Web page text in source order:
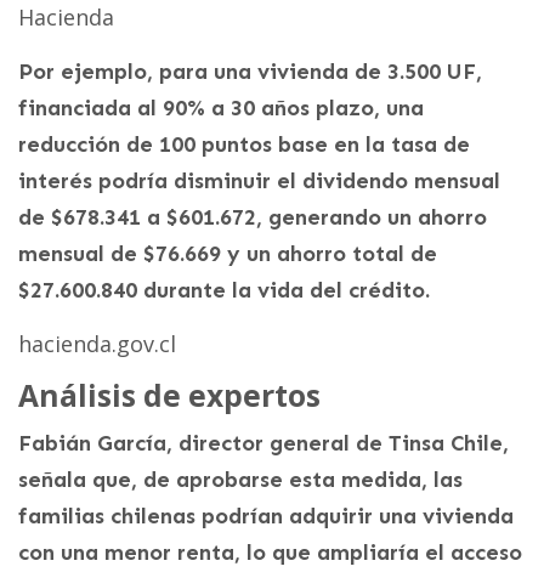
Hacienda
Por ejemplo, para una vivienda de 3.500 UF,
financiada al 90% a 30 años plazo, una
reducción de 100 puntos base en la tasa de
interés podría disminuir el dividendo mensual
de $678.341 a $601.672, generando un ahorro
mensual de $76.669 y un ahorro total de
$27.600.840 durante la vida del crédito.
hacienda.gov.cl
Análisis de expertos
Fabián García, director general de Tinsa Chile,
señala que, de aprobarse esta medida, las
familias chilenas podrían adquirir una vivienda
con una menor renta, lo que ampliaría el acceso